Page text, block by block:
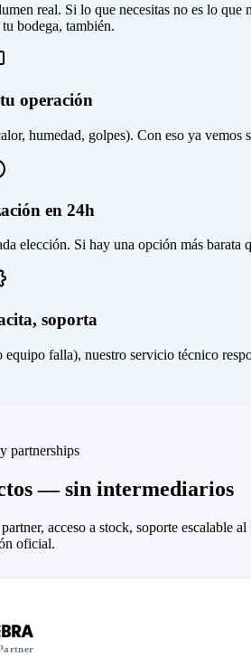
real. Si lo que necesitas no es lo que
bodega, también.
operación
humedad, golpes). Con eso ya vemos
en 24h
elección. Si hay una opción más barata
soporta
falla), nuestro servicio técnico
partnerships
— sin intermediarios
acceso a stock, soporte escalable
oficial.